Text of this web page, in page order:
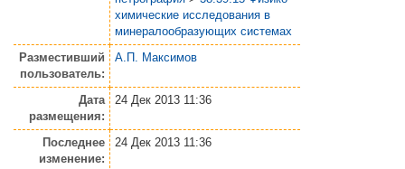
химические исследования в
минералообразующих системах
Разместивший
пользователь:
А.П. Максимов
Дата
размещения:
24 Дек 2013 11:36
Последнее
изменение:
24 Дек 2013 11:36